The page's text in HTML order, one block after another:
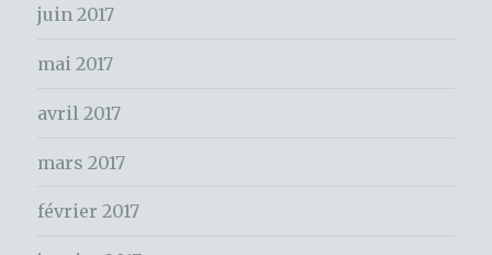
:juin 2017
mai 2017
avril 2017
mars 2017
février 2017